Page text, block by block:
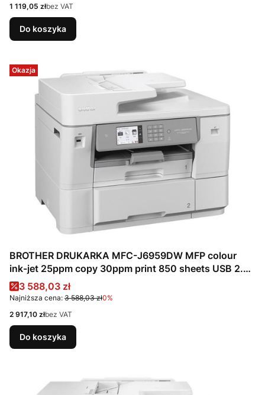
Cena
1 119,05 złbez VAT
Do koszyka
Okazja
BROTHER DRUKARKA MFC-J6959DW MFP colour
ink-jet 25ppm copy 30ppm print 850 sheets USB 2.0
LAN Wi-Fi NFC USB 2.0 host
Cena promocyjna
3 588,03 zł
Najniższa cena: 3 588,03 zł0%
Cena
2 917,10 złbez VAT
Do koszyka